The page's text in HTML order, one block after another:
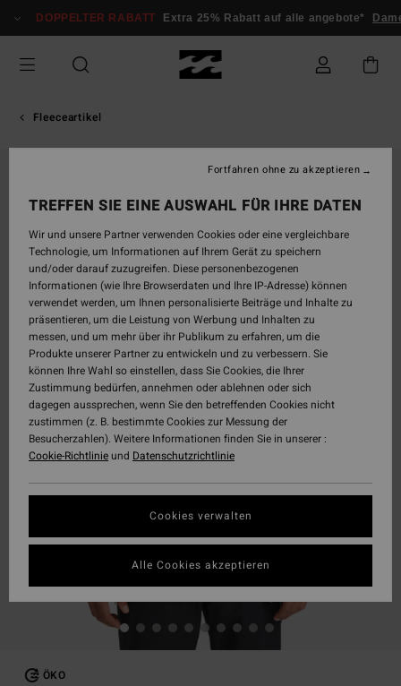
zur
springen
DOPPELTER RABATT Extra 25% Rabatt auf alle angebote*
Fleeceartikel
ÖKO
TREFFEN SIE EINE AUSWAHL FÜR IHRE DATEN
Wir und unsere Partner verwenden Cookies oder eine vergleichbare
Technologie, um Informationen auf Ihrem Gerät zu speichern
und/oder darauf zuzugreifen. Diese personenbezogenen
Informationen (wie Ihre Browserdaten und Ihre IP-Adresse) können
verwendet werden, um Ihnen personalisierte Beiträge und Inhalte zu
präsentieren, um die Leistung von Werbung und Inhalten zu
messen, und um mehr über ihr Publikum zu erfahren, um die
Produkte unserer Partner zu entwickeln und zu verbessern. Sie
können Ihre Wahl so einstellen, dass Sie Cookies, die Ihrer
Zustimmung bedürfen, annehmen oder ablehnen oder sich
dagegen aussprechen, wenn Sie den betreffenden Cookies nicht
zustimmen (z. B. bestimmte Cookies zur Messung der
Besucherzahlen). Weitere Informationen finden Sie in unserer :
Cookie-Richtlinieund Datenschutzrichtlinie
Cookies verwalten
Fortfahren ohne zu akzeptieren
Alle Cookies akzeptieren